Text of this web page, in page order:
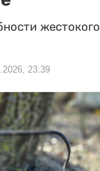
жестокого
23:39